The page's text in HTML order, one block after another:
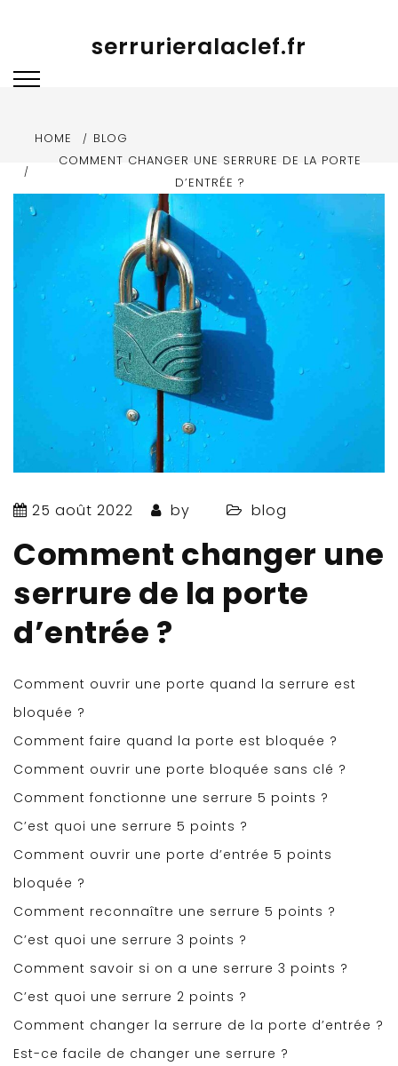
serrurieralaclef.fr
HOME
BLOG
COMMENT CHANGER UNE SERRURE DE LA PORTE
D’ENTRÉE ?
25 août 2022 by blog
Comment changer une
serrure de la porte
d’entrée ?
Comment ouvrir une porte quand la serrure est
bloquée ?
Comment faire quand la porte est bloquée ?
Comment ouvrir une porte bloquée sans clé ?
Comment fonctionne une serrure 5 points ?
C’est quoi une serrure 5 points ?
Comment ouvrir une porte d’entrée 5 points
bloquée ?
Comment reconnaître une serrure 5 points ?
C’est quoi une serrure 3 points ?
Comment savoir si on a une serrure 3 points ?
C’est quoi une serrure 2 points ?
Comment changer la serrure de la porte d’entrée ?
Est-ce facile de changer une serrure ?